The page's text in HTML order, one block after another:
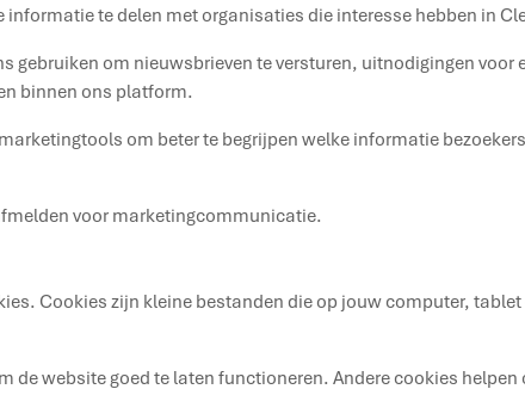
te delen met organisaties die interesse hebben in
gebruiken om nieuwsbrieven te versturen, uitnodigingen
binnen ons platform.
om beter te begrijpen welke informatie
voor marketingcommunicatie.
Cookies zijn kleine bestanden die op jouw computer,
de website goed te laten functioneren. Andere cookies